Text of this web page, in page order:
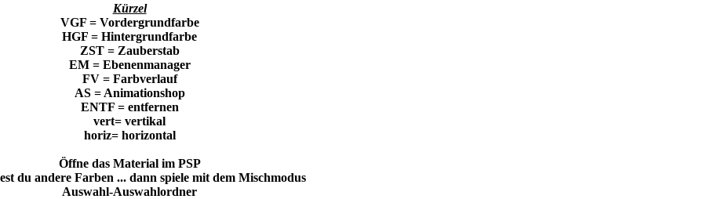
Kürzel
VGF = Vordergrundfarbe
HGF = Hintergrundfarbe
ZST = Zauberstab
EM = Ebenenmanager
FV = Farbverlauf
AS = Animationshop
ENTF = entfernen
vert= vertikal
horiz= horizontal
Öffne das Material im PSP
du andere Farben ... dann spiele mit dem Mischmodus
Auswahl-Auswahlordner